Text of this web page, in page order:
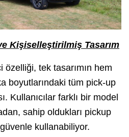
Kişiselleştirilmiş Tasarım
özelliği, tek tasarımın hem
boyutlarındaki tüm pick-up
Kullanıcılar farklı bir model
sahip oldukları pickup
kullanabiliyor.